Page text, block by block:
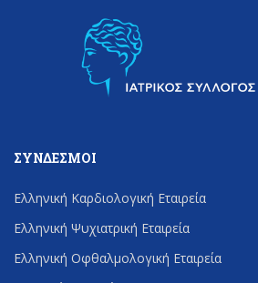
ΣΎΝΔΕΣΜΟΙ
Ελληνική Καρδιολογική Εταιρεία
Ελληνική Ψυχιατρική Εταιρεία
Ελληνική Οφθαλμολογική Εταιρεία